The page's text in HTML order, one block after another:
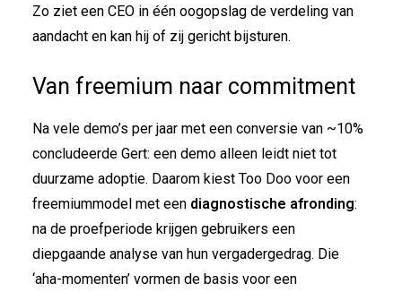
Zo ziet een CEO in één oogopslag de verdeling van
aandacht en kan hij of zij gericht bijsturen.
Van freemium naar commitment
Na vele demo’s per jaar met een conversie van ~10%
concludeerde Gert: een demo alleen leidt niet tot
duurzame adoptie. Daarom kiest Too Doo voor een
freemiummodel met een diagnostische afronding:
na de proefperiode krijgen gebruikers een
diepgaande analyse van hun vergadergedrag. Die
‘aha-momenten’ vormen de basis voor een